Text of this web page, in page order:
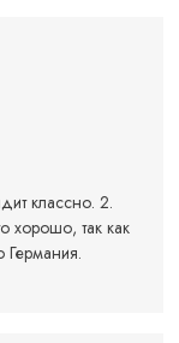
классно. 2.
хорошо, так как
Германия.